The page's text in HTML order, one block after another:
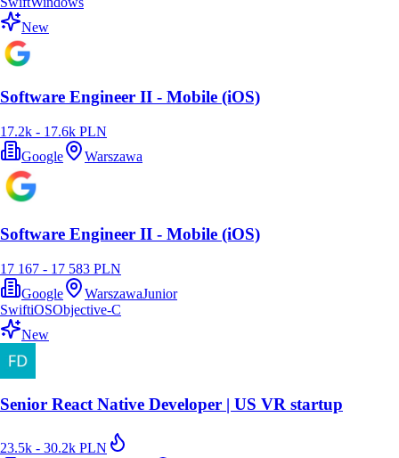
New
Software Engineer II - Mobile (iOS)
17.2k - 17.6k PLN
Google
Warszawa
Software Engineer II - Mobile (iOS)
17 167 - 17 583 PLN
Google
WarszawaJunior
SwiftiOSObjective-C
New
Senior React Native Developer | US VR startup
23.5k - 30.2k PLN